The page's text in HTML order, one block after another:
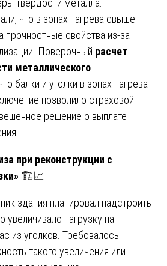
твердости металла.
что в зонах нагрева свыше
прочностные свойства из-за
Поверочный расчет
металлического
балки и уголки в зонах нагрева
позволило страховой
решение о выплате
при реконструкции с
🏗️📈
здания планировал надстроить
увеличивало нагрузку на
из уголков. Требовалось
такого увеличения или